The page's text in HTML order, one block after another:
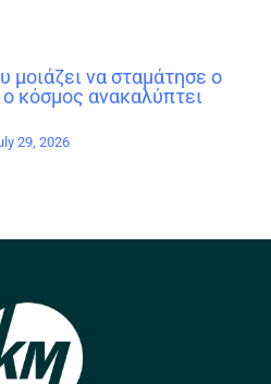
μοιάζει να σταμάτησε ο
κόσμος ανακαλύπτει
29, 2026